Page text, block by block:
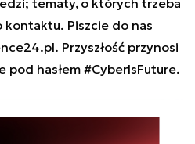
kontaktu. Piszcie do nas
. Przyszłość przynosi
pod hasłem #CyberIsFuture.